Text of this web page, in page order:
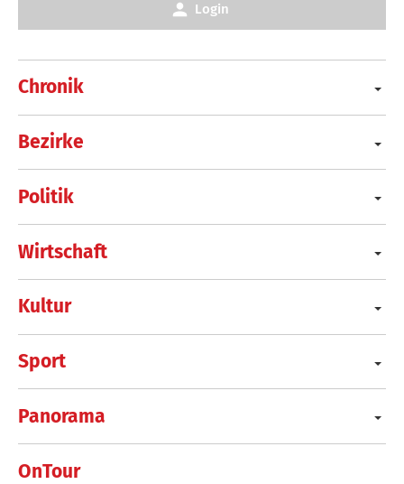
Chronik
Bezirke
Politik
Wirtschaft
Kultur
Sport
Panorama
OnTour
Login